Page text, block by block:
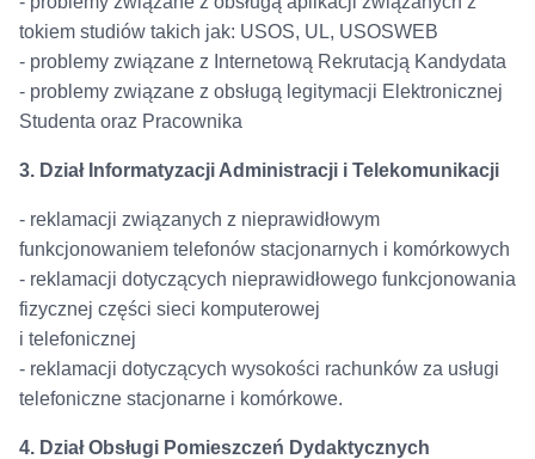
tokiem studiów takich jak: USOS, UL, USOSWEB
- problemy związane z Internetową Rekrutacją Kandydata
- problemy związane z obsługą legitymacji Elektronicznej
Studenta oraz Pracownika
3. Dział Informatyzacji Administracji i Telekomunikacji
- reklamacji związanych z nieprawidłowym
funkcjonowaniem telefonów stacjonarnych i komórkowych
- reklamacji dotyczących nieprawidłowego funkcjonowania
fizycznej części sieci komputerowej
i telefonicznej
- reklamacji dotyczących wysokości rachunków za usługi
telefoniczne stacjonarne i komórkowe.
4. Dział Obsługi Pomieszczeń Dydaktycznych